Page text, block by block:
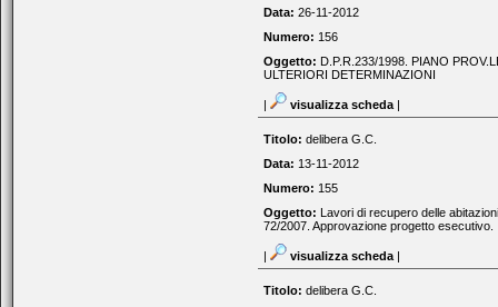
Data: 26-11-2012
Numero: 156
Oggetto: D.P.R.233/1998. PIANO
ULTERIORI DETERMINAZIONI
| visualizza scheda |
Titolo: delibera G.C.
Data: 13-11-2012
Numero: 155
Oggetto: Lavori di recupero delle
72/2007. Approvazione progetto esecutivo.
| visualizza scheda |
Titolo: delibera G.C.